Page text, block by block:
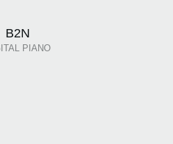
B2N
PIANO